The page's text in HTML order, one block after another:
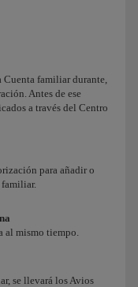
Cuenta familiar durante,
Antes de ese
a través del Centro
para añadir o
al mismo tiempo.
se llevará los Avios